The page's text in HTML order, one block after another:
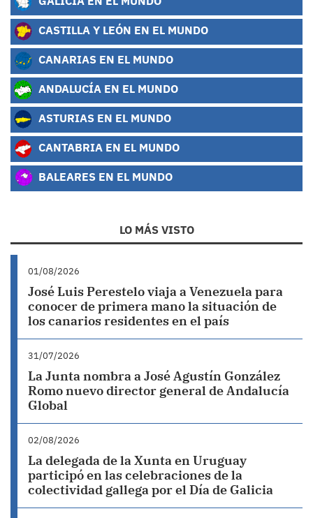
CASTILLA Y LEÓN EN EL MUNDO
CANARIAS EN EL MUNDO
ANDALUCÍA EN EL MUNDO
ASTURIAS EN EL MUNDO
CANTABRIA EN EL MUNDO
BALEARES EN EL MUNDO
LO MÁS VISTO
01/08/2026
José Luis Perestelo viaja a Venezuela para
conocer de primera mano la situación de
los canarios residentes en el país
31/07/2026
La Junta nombra a José Agustín González
Romo nuevo director general de Andalucía
Global
02/08/2026
La delegada de la Xunta en Uruguay
participó en las celebraciones de la
colectividad gallega por el Día de Galicia